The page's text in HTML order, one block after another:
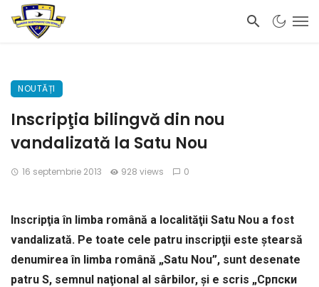
NOUTĂȚI
Inscripţia bilingvă din nou
vandalizată la Satu Nou
16 septembrie 2013 928 views 0
Inscripţia în limba română a localităţii Satu Nou a fost
vandalizată. Pe toate cele patru inscripţii este ştearsă
denumirea în limba română „Satu Nou”, sunt desenate
patru S, semnul naţional al sârbilor, şi e scris „Српски